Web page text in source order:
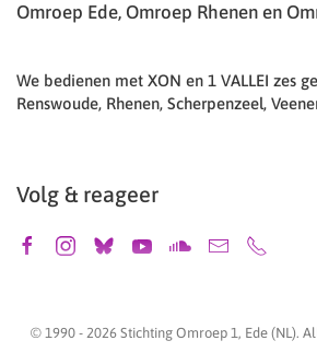
Omroep Ede, Omroep Rhenen en
We bedienen met XON en 1 VALLEI zes
Renswoude, Rhenen, Scherpenzeel,
Volg & reageer
© 1990 - 2026 Stichting Omroep 1, Ede (NL).